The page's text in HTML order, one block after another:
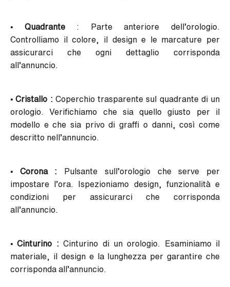
• Quadrante: Parte anteriore dell’orologio.
Controlliamo il colore, il design e le marcature per
assicurarci che ogni dettaglio corrisponda
all’annuncio.
• Cristallo : Coperchio trasparente sul quadrante di un
orologio. Verifichiamo che sia quello giusto per il
modello e che sia privo di graffi o danni, così come
descritto nell’annuncio.
• Corona : Pulsante sull’orologio che serve per
impostare l’ora. Ispezioniamo design, funzionalità e
condizioni per assicurarci che corrisponda
all’annuncio.
• Cinturino : Cinturino di un orologio. Esaminiamo il
materiale, il design e la lunghezza per garantire che
corrisponda all’annuncio.